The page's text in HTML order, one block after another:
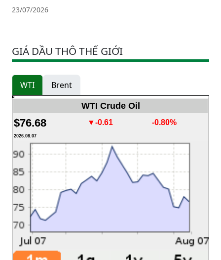
23/07/2026
GIÁ DẦU THÔ THẾ GIỚI
WTI Brent
WTI Crude Oil
$76.68 ▼-0.61 -0.80%
2026.08.07